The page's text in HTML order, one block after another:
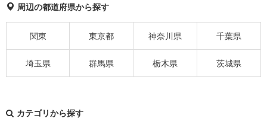
周辺の都道府県から探す
関東 東京都 神奈川県 千葉県
埼玉県 群馬県 栃木県 茨城県
カテゴリから探す